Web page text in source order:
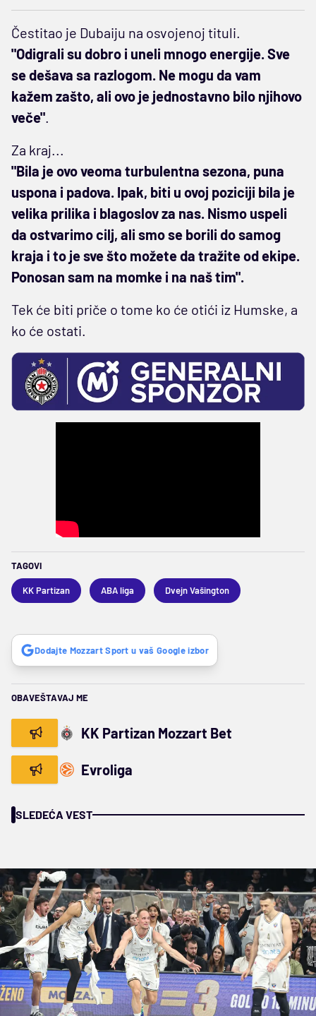
Čestitao je Dubaiju na osvojenoj tituli.
"Odigrali su dobro i uneli mnogo energije. Sve
se dešava sa razlogom. Ne mogu da vam
kažem zašto, ali ovo je jednostavno bilo njihovo
veče".
Za kraj...
"Bila je ovo veoma turbulentna sezona, puna
uspona i padova. Ipak, biti u ovoj poziciji bila je
velika prilika i blagoslov za nas. Nismo uspeli
da ostvarimo cilj, ali smo se borili do samog
kraja i to je sve što možete da tražite od ekipe.
Ponosan sam na momke i na naš tim".
Tek će biti priče o tome ko će otići iz Humske, a
ko će ostati.
TAGOVI
KK Partizan ABA liga Dvejn Vašington
Dodajte Mozzart Sport u vaš Google izbor
OBAVEŠTAVAJ ME
KK Partizan Mozzart Bet
Evroliga
SLEDEĆA VEST